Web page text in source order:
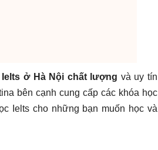
ở Hà Nội chất lượng và uy tín
bên cạnh cung cấp các khóa học
Ielts cho những bạn muốn học và